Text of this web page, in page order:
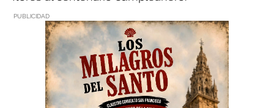
PUBLICIDAD